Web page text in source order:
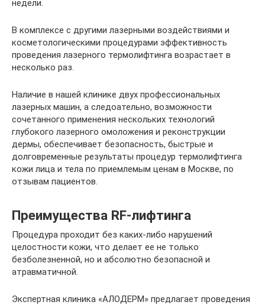
недели.
В комплексе с другими лазерными воздействиями и
косметологическими процедурами эффективность
проведения лазерного термолифтинга возрастает в
несколько раз.
Наличие в нашей клинике двух профессиональных
лазерных машин, а следоательно, возможности
сочетанного применения нескольких технологий
глубокого лазерного омоложения и реконструкции
дермы, обеспечивает безопасность, быстрые и
долговременные результаты процедур термолифтинга
кожи лица и тела по приемлемым ценам в Москве, по
отзывам пациентов.
Преимущества RF-лифтинга
Процедура проходит без каких-либо нарушений
целостности кожи, что делает ее не только
безболезненной, но и абсолютно безопасной и
атравматичной.
Экспертная клиника «АЛОДЕРМ» предлагает проведения